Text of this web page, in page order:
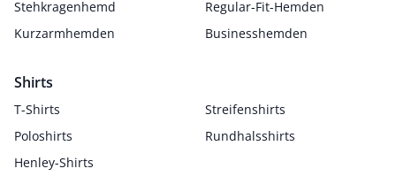
Stehkragenhemd
Regular-Fit-Hemden
Kurzarmhemden
Businesshemden
Shirts
T-Shirts
Streifenshirts
Poloshirts
Rundhalsshirts
Henley-Shirts